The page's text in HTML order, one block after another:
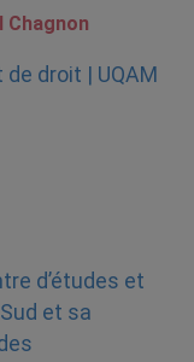
Chagnon
d’études et
et sa